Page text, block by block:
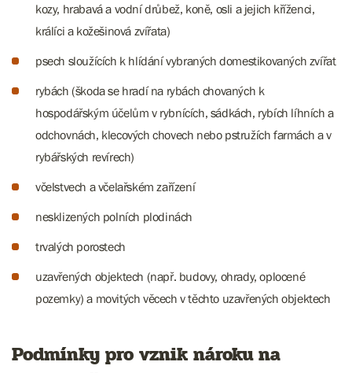
kozy, hrabavá a vodní drůbež, koně, osli a jejich kříženci,
králíci a kožešinová zvířata)
psech sloužících k hlídání vybraných domestikovaných zvířat
rybách (škoda se hradí na rybách chovaných k
hospodářským účelům v rybnících, sádkách, rybích líhních a
odchovnách, klecových chovech nebo pstružích farmách a v
rybářských revírech)
včelstvech a včelařském zařízení
nesklizených polních plodinách
trvalých porostech
uzavřených objektech (např. budovy, ohrady, oplocené
pozemky) a movitých věcech v těchto uzavřených objektech
Podmínky pro vznik nároku na